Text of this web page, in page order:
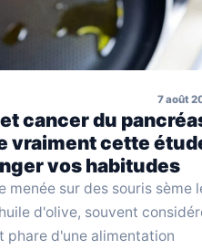
7 août
cancer du
vraiment cette
vos habitudes
menée sur des souris sème
d'olive, souvent
phare d'une alimentation